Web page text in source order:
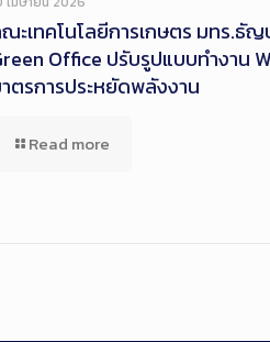
ะเทคโนโลยีการเกษตร มทร.ธัญ
Office ปรับรูปแบบทำงาน
ตรการประหยัดพลังงาน
Read more